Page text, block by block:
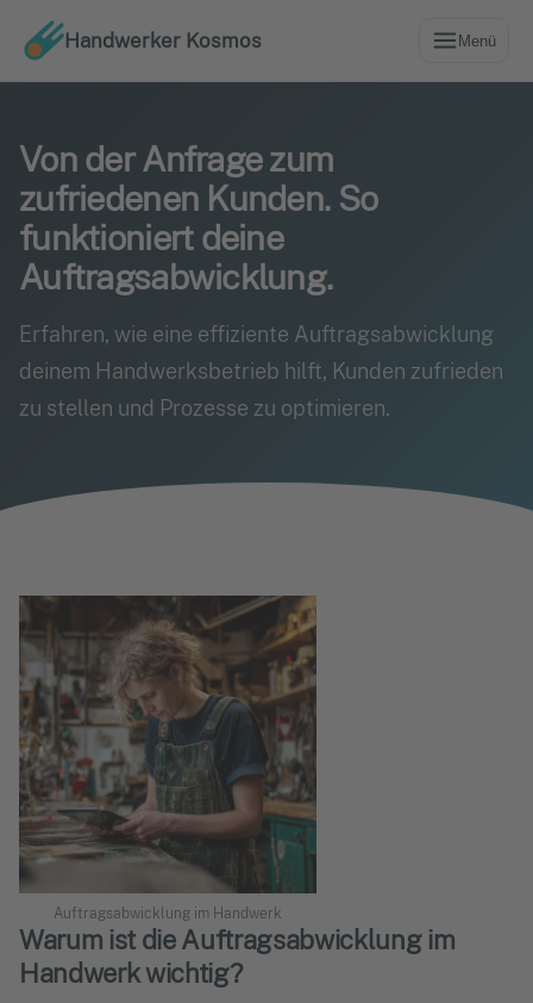
Handwerker Kosmos Menü
Von der Anfrage zum
zufriedenen Kunden. So
funktioniert deine
Auftragsabwicklung.
Erfahren, wie eine effiziente Auftragsabwicklung
deinem Handwerksbetrieb hilft, Kunden zufrieden
zu stellen und Prozesse zu optimieren.
Auftragsabwicklung im Handwerk
Warum ist die Auftragsabwicklung im
Handwerk wichtig?